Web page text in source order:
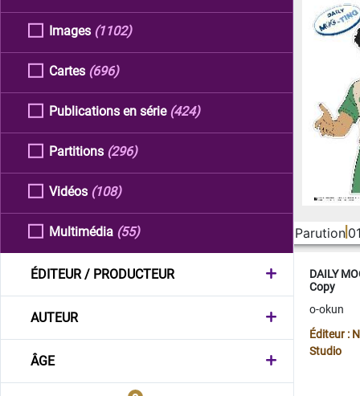
Images (1102)
Cartes (696)
Publications en série (424)
Partitions (296)
Vidéos (108)
Multimédia (55)
ÉDITEUR / PRODUCTEUR
AUTEUR
ÂGE
Parution
DAILY
Copy
o-okun
Éditeur :
Studio